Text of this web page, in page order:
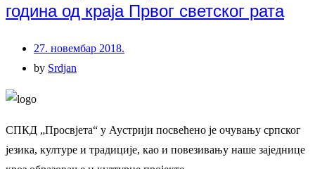
година од краја Првог светског рата
27. новембар 2018.
by Srdjan
СПКД „Просвјета“ у Аустрији посвећено је очувању српског
језика, културе и традиције, као и повезивању наше заједнице